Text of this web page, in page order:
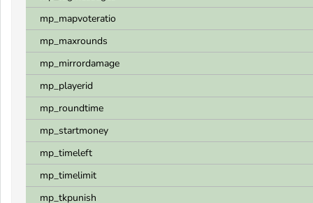
mp_mapvoteratio
mp_maxrounds
mp_mirrordamage
mp_playerid
mp_roundtime
mp_startmoney
mp_timeleft
mp_timelimit
mp_tkpunish